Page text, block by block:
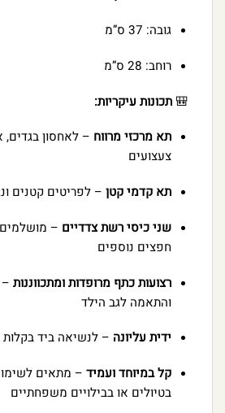
גובה: 37 ס”מ
רוחב: 28 ס”מ
🎒 תכונות עיקריות:
תא מרכזי מרווח – לאחסון בגדים,
צעצועים
תא קדמי קטן– לפריטים קטנים
שני כיסי רשת צדדיים –
חפצים נוספים
רצועות כתף מרופדות ומתכווננות–
והתאמה לגב הילד
ידית עליונה – לנשיאה ביד בקלות
קל במיוחד ועמיד– מתאים לשימוש
בטיולים או בבילויים משפחתיים